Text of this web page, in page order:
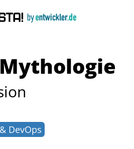
DevOps